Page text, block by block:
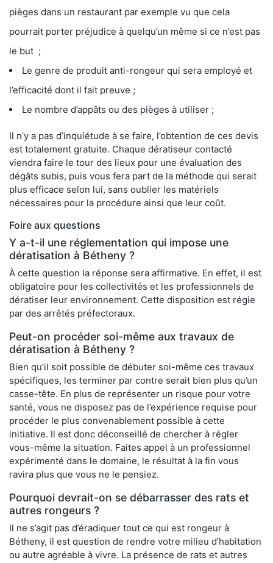
pièges dans un restaurant par exemple vu que cela
pourrait porter préjudice à quelqu’un même si ce n’est pas
le but ;
Le genre de produit anti-rongeur qui sera employé et
l’efficacité dont il fait preuve ;
Le nombre d’appâts ou des pièges à utiliser ;
Il n’y a pas d’inquiétude à se faire, l’obtention de ces devis
est totalement gratuite. Chaque dératiseur contacté
viendra faire le tour des lieux pour une évaluation des
dégâts subis, puis vous fera part de la méthode qui serait
plus efficace selon lui, sans oublier les matériels
nécessaires pour la procédure ainsi que leur coût.
Foire aux questions
Y a-t-il une réglementation qui impose une
dératisation à Bétheny ?
À cette question la réponse sera affirmative. En effet, il est
obligatoire pour les collectivités et les professionnels de
dératiser leur environnement. Cette disposition est régie
par des arrêtés préfectoraux.
Peut-on procéder soi-même aux travaux de
dératisation à Bétheny ?
Bien qu’il soit possible de débuter soi-même ces travaux
spécifiques, les terminer par contre serait bien plus qu’un
casse-tête. En plus de représenter un risque pour votre
santé, vous ne disposez pas de l’expérience requise pour
procéder le plus convenablement possible à cette
initiative. Il est donc déconseillé de chercher à régler
vous-même la situation. Faites appel à un professionnel
expérimenté dans le domaine, le résultat à la fin vous
ravira plus que vous ne le pensiez.
Pourquoi devrait-on se débarrasser des rats et
autres rongeurs ?
Il ne s’agit pas d’éradiquer tout ce qui est rongeur à
Bétheny, il est question de rendre votre milieu d’habitation
ou autre agréable à vivre. La présence de rats et autres